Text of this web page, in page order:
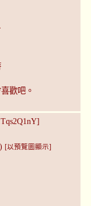
歡吧。
[以預覽圖顯示]